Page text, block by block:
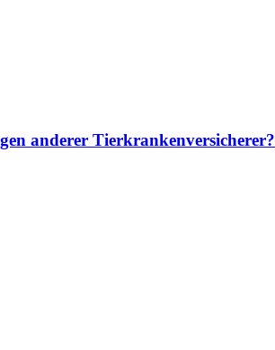
anderer Tierkrankenversicherer?